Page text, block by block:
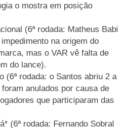
o mostra em posição
(6ª rodada: Matheus Babi
na origem do
mas o VAR vê falta de
do lance).
(6ª rodada: o Santos abriu 2 a
anulados por causa de
que participaram das
(6ª rodada: Fernando Sobral